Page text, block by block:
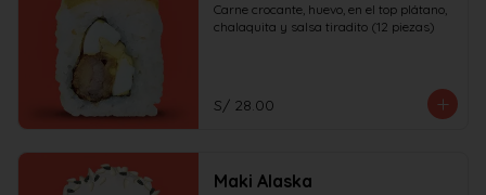
Carne crocante, huevo, en el top plátano,
chalaquita y salsa tiradito (12 piezas)
S/ 28.00
Maki Alaska